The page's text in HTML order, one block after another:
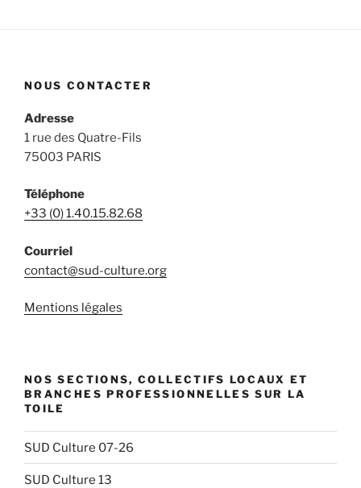
NOUS CONTACTER
Adresse
1 rue des Quatre-Fils
75003 PARIS
Téléphone
+33 (0) 1.40.15.82.68
Courriel
contact@sud-culture.org
Mentions légales
NOS SECTIONS, COLLECTIFS LOCAUX ET
BRANCHES PROFESSIONNELLES SUR LA
TOILE
SUD Culture 07-26
SUD Culture 13